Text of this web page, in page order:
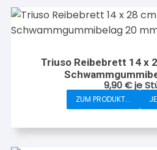
Triuso Reibebrett 14 x
9,90€je
ZUM PRODUKT...